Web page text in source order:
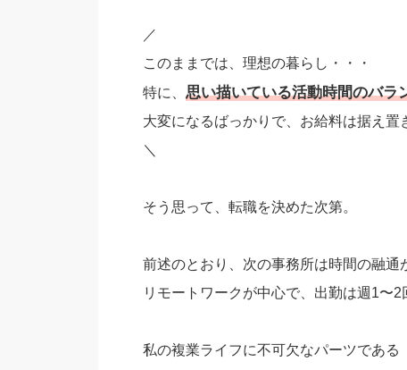
／
このままでは、理想の暮らし・・・
特に、 思い描いている活動時間のバラ
大変になるばっかりで、お給料は据え置
＼
そう思って、転職を決めた次第。
前述のとおり、次の事務所は時間の融通
リモートワークが中心で、出勤は週1〜
私の複業ライフに不可欠なパーツである